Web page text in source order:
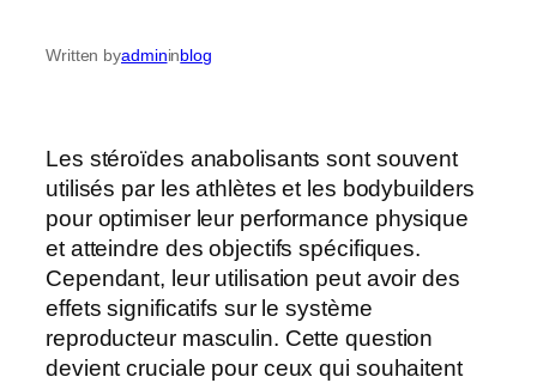
Written byadmininblog
Les stéroïdes anabolisants sont souvent
utilisés par les athlètes et les bodybuilders
pour optimiser leur performance physique
et atteindre des objectifs spécifiques.
Cependant, leur utilisation peut avoir des
effets significatifs sur le système
reproducteur masculin. Cette question
devient cruciale pour ceux qui souhaitent